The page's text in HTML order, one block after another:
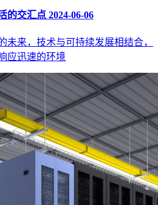
的交汇点 2024-06-06
未来，技术与可持续发展相结合，
应迅速的环境